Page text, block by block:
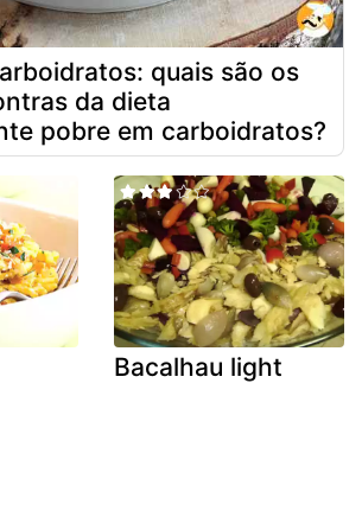
quais são os
da dieta
pobre em carboidratos?
Bacalhau light